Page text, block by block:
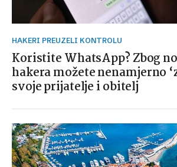
HAKERI PREUZELI KONTROLU
Koristite WhatsApp? Zbog
hakera možete nenamjerno
svoje prijatelje i obitelj